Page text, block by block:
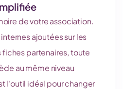
de votre association.
ajoutées sur les
partenaires, toute
au même niveau
l'outil idéal pour changer